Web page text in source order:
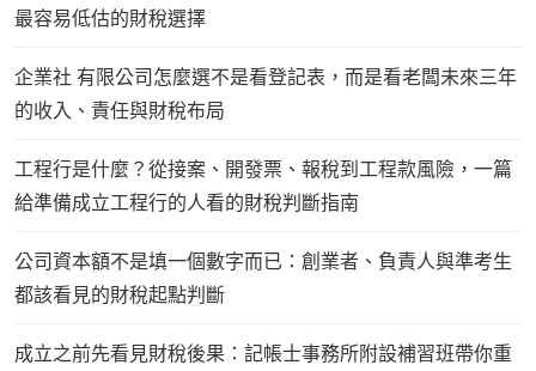
最容易低估的財稅選擇
企業社 有限公司怎麼選不是看登記表，而是看老闆未來三年
的收入、責任與財稅布局
工程行是什麼？從接案、開發票、報稅到工程款風險，一篇
給準備成立工程行的人看的財稅判斷指南
公司資本額不是填一個數字而已：創業者、負責人與準考生
都該看見的財稅起點判斷
成立之前先看見財稅後果：記帳士事務所附設補習班帶你重